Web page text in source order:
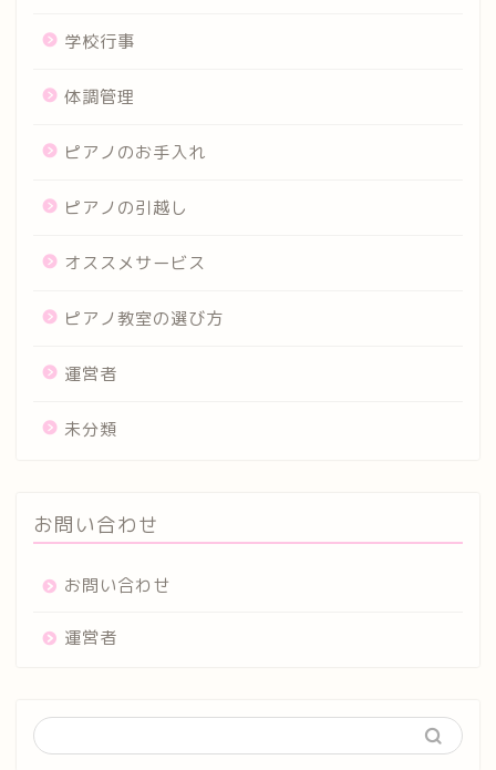
学校行事
体調管理
ピアノのお手入れ
ピアノの引越し
オススメサービス
ピアノ教室の選び方
運営者
未分類
お問い合わせ
お問い合わせ
運営者